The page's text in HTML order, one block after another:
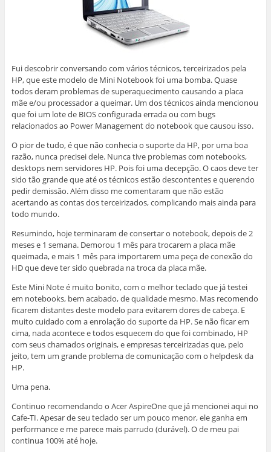
Fui descobrir conversando com vários técnicos, terceirizados pela
HP, que este modelo de Mini Notebook foi uma bomba. Quase
todos deram problemas de superaquecimento causando a placa
mãe e/ou processador a queimar. Um dos técnicos ainda mencionou
que foi um lote de BIOS configurada errada ou com bugs
relacionados ao Power Management do notebook que causou isso.
O pior de tudo, é que não conhecia o suporte da HP, por uma boa
razão, nunca precisei dele. Nunca tive problemas com notebooks,
desktops nem servidores HP. Pois foi uma decepção. O caos deve ter
sido tão grande que até os técnicos estão descontentes e querendo
pedir demissão. Além disso me comentaram que não estão
acertando as contas dos terceirizados, complicando mais ainda para
todo mundo.
Resumindo, hoje terminaram de consertar o notebook, depois de 2
meses e 1 semana. Demorou 1 mês para trocarem a placa mãe
queimada, e mais 1 mês para importarem uma peça de conexão do
HD que deve ter sido quebrada na troca da placa mãe.
Este Mini Note é muito bonito, com o melhor teclado que já testei
em notebooks, bem acabado, de qualidade mesmo. Mas recomendo
ficarem distantes deste modelo para evitarem dores de cabeça. E
muito cuidado com a enrolação do suporte da HP. Se não ficar em
cima, nada acontece e todos esquecem do que foi combinado, HP
com seus chamados originais, e empresas terceirizadas que, pelo
jeito, tem um grande problema de comunicação com o helpdesk da
HP.
Uma pena.
Continuo recomendando o Acer AspireOne que já mencionei aqui no
Cafe-TI. Apesar de seu teclado ser um pouco menor, ele ganha em
performance e me parece mais parrudo (durável). O de meu pai
continua 100% até hoje.